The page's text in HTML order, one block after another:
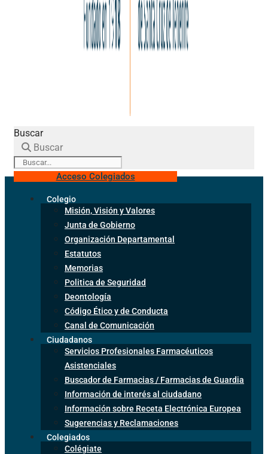
Buscar
Buscar
Acceso Colegiados
Colegio
Misión, Visión y Valores
Junta de Gobierno
Organización Departamental
Estatutos
Memorias
Politica de Seguridad
Deontología
Código Ético y de Conducta
Canal de Comunicación
Ciudadanos
Servicios Profesionales Farmacéuticos
Asistenciales
Buscador de Farmacias / Farmacias de Guardia
Información de interés al ciudadano
Información sobre Receta Electrónica Europea
Sugerencias y Reclamaciones
Colegiados
Colégiate